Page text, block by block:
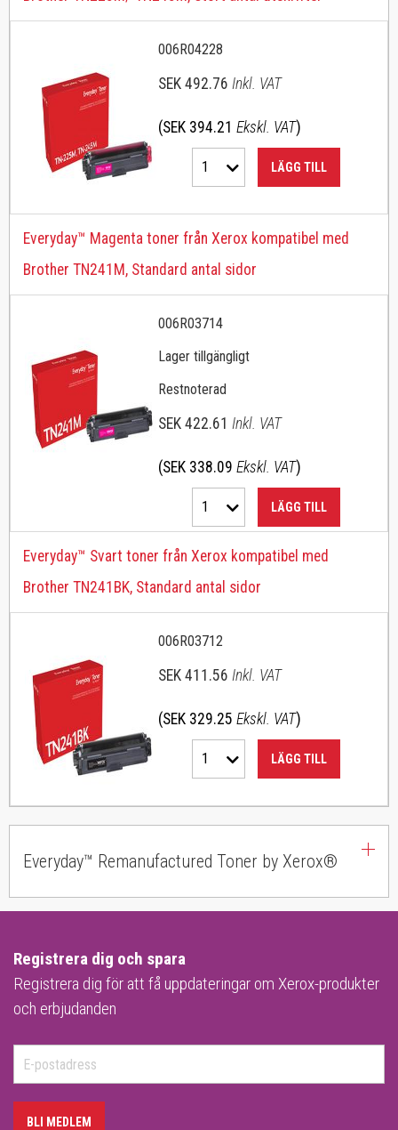
006R04228
SEK 492.76 Inkl. VAT
(SEK 394.21 Ekskl. VAT)
1 LÄGG TILL
Everyday™ Magenta toner från Xerox kompatibel med
Brother TN241M, Standard antal sidor
006R03714
Lager tillgängligt
Restnoterad
SEK 422.61 Inkl. VAT
(SEK 338.09 Ekskl. VAT)
1 LÄGG TILL
Everyday™ Svart toner från Xerox kompatibel med
Brother TN241BK, Standard antal sidor
006R03712
SEK 411.56 Inkl. VAT
(SEK 329.25 Ekskl. VAT)
1 LÄGG TILL
Everyday™ Remanufactured Toner by Xerox®
Registrera dig och spara
Registrera dig för att få uppdateringar om Xerox-produkter
och erbjudanden
BLI MEDLEM